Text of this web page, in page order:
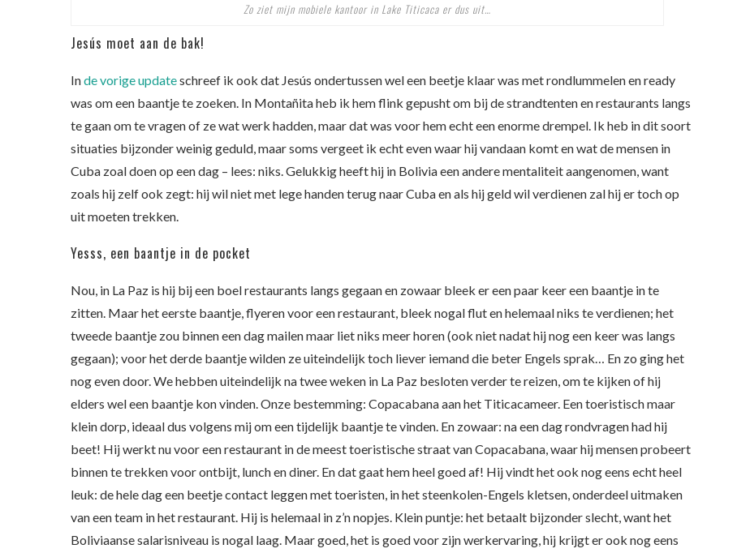
Zo ziet mijn mobiele kantoor in Lake Titicaca er dus uit…
Jesús moet aan de bak!
Inde vorige updateschreef ik ook dat Jesús ondertussen wel een beetje klaar was met rondlummelen en ready
was om een baantje te zoeken. In Montañita heb ik hem flink gepusht om bij de strandtenten en restaurants langs
te gaan om te vragen of ze wat werk hadden, maar dat was voor hem echt een enorme drempel. Ik heb in dit soort
situaties bijzonder weinig geduld, maar soms vergeet ik echt even waar hij vandaan komt en wat de mensen in
Cuba zoal doen op een dag – lees: niks. Gelukkig heeft hij in Bolivia een andere mentaliteit aangenomen, want
zoals hij zelf ook zegt: hij wil niet met lege handen terug naar Cuba en als hij geld wil verdienen zal hij er toch op
uit moeten trekken.
Yesss, een baantje in de pocket
Nou, in La Paz is hij bij een boel restaurants langs gegaan en zowaar bleek er een paar keer een baantje in te
zitten. Maar het eerste baantje, flyeren voor een restaurant, bleek nogal flut en helemaal niks te verdienen; het
tweede baantje zou binnen een dag mailen maar liet niks meer horen (ook niet nadat hij nog een keer was langs
gegaan); voor het derde baantje wilden ze uiteindelijk toch liever iemand die beter Engels sprak… En zo ging het
nog even door. We hebben uiteindelijk na twee weken in La Paz besloten verder te reizen, om te kijken of hij
elders wel een baantje kon vinden. Onze bestemming: Copacabana aan het Titicacameer. Een toeristisch maar
klein dorp, ideaal dus volgens mij om een tijdelijk baantje te vinden. En zowaar: na een dag rondvragen had hij
beet! Hij werkt nu voor een restaurant in de meest toeristische straat van Copacabana, waar hij mensen probeert
binnen te trekken voor ontbijt, lunch en diner. En dat gaat hem heel goed af! Hij vindt het ook nog eens echt heel
leuk: de hele dag een beetje contact leggen met toeristen, in het steenkolen-Engels kletsen, onderdeel uitmaken
van een team in het restaurant. Hij is helemaal in z’n nopjes. Klein puntje: het betaalt bijzonder slecht, want het
Boliviaanse salarisniveau is nogal laag. Maar goed, het is goed voor zijn werkervaring, hij krijgt er ook nog eens